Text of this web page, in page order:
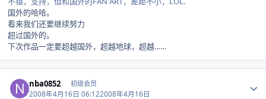
国外的哈哈。
看来我们还要继续努力
超过国外的。
下次作品一定要超越国外，超越地球，超越……
nba0852 初级会员
2008年4月16日 06:122008年4月16日